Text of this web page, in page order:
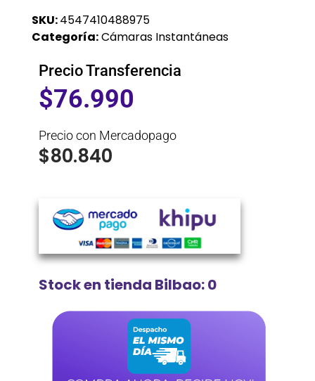
SKU:4547410488975
Categoría:Cámaras Instantáneas
Precio Transferencia
$76.990
Precio con Mercadopago
$80.840
Stock en tienda Bilbao: 0